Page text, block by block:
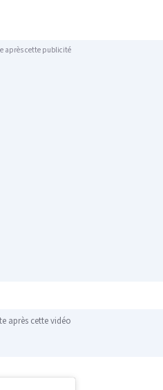
après cette publicité
après cette vidéo